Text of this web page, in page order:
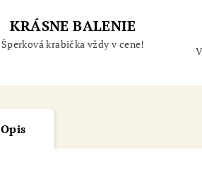
KRÁSNE BALENIE
Šperková krabička vždy v cene!
Opis